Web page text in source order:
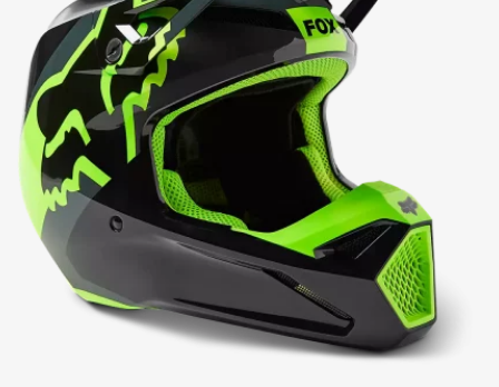
se
pueden
en
la
de
producto